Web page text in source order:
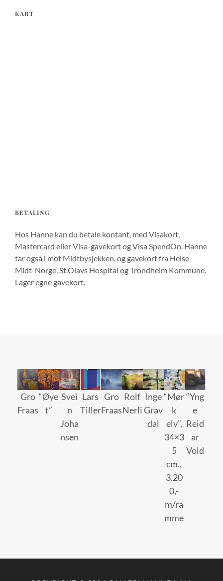
KART
BETALING
Hos Hanne kan du betale kontant, med Visakort,
Mastercard eller Visa-gavekort og Visa SpendOn. Hanne
tar også i mot Midtbysjekken, og gavekort fra Helse
Midt-Norge, St.Olavs Hospital og Trondheim Kommune.
Lager egne gavekort.
Gro
Fraas
“Øye
t”
Svei
n
Joha
nsen
Lars
Tiller
Gro
Fraas
Rolf
Nerli
Inge
Grav
dal
“Mør
k
elv”,
34×3
5
cm.,
3.20
0,-
m/ra
mme
“Yng
e
Reid
ar
Vold